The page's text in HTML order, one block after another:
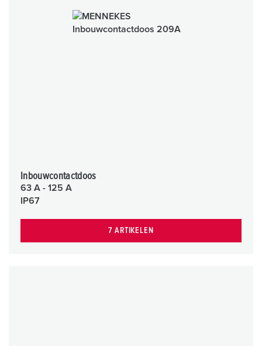
Inbouwcontactdoos
63 A - 125 A
IP67
7 ARTIKELEN